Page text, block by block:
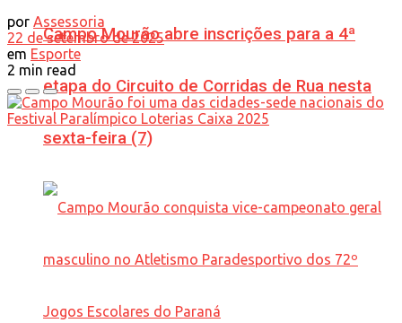
Campo Mourão abre inscrições para a 4ª
etapa do Circuito de Corridas de Rua nesta
sexta-feira (7)
por Assessoria
22 de setembro de 2025
em Esporte
2 min read